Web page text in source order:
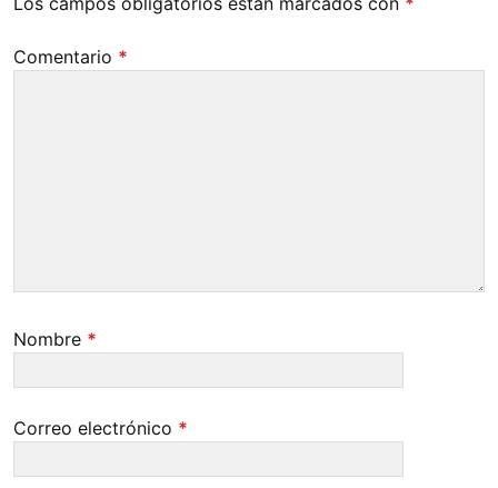
Comentario *
Nombre *
Correo electrónico *